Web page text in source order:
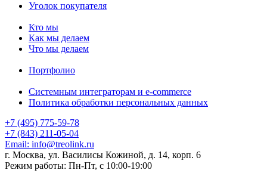
Уголок покупателя
Кто мы
Как мы делаем
Что мы делаем
Портфолио
Системным интеграторам и e-commerce
Политика обработки персональных данных
+7 (495) 775-59-78
+7 (843) 211-05-04
Email: info@treolink.ru
г. Москва, ул. Василисы Кожиной, д. 14, корп. 6
Режим работы: Пн-Пт, с 10:00-19:00